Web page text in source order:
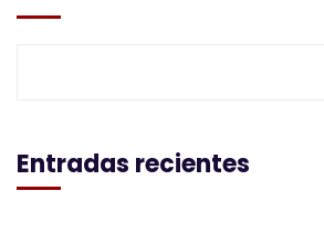
Entradas recientes